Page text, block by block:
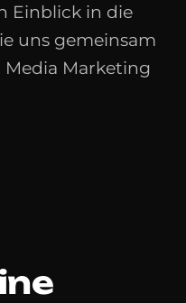
Einblick in die
uns gemeinsam
Marketing